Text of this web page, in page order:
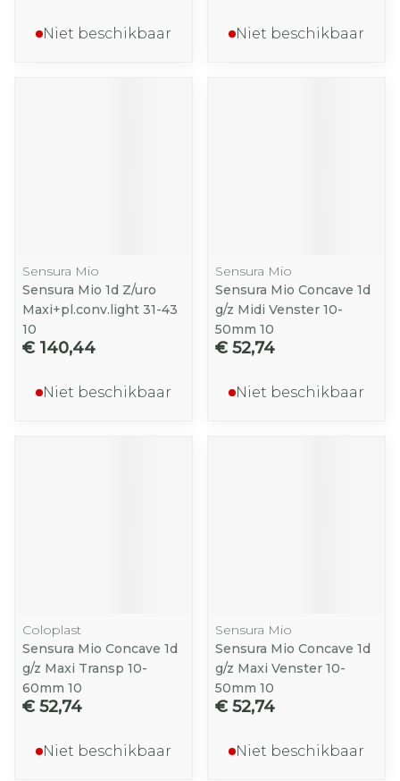
Niet beschikbaar Niet beschikbaar
Sensura Mio
Sensura Mio 1d Z/uro
Maxi+pl.conv.light 31-43
10
€ 140,44
Niet beschikbaar
Sensura Mio
Sensura Mio Concave 1d
g/z Midi Venster 10-
50mm 10
€ 52,74
Niet beschikbaar
Coloplast
Sensura Mio Concave 1d
g/z Maxi Transp 10-
60mm 10
€ 52,74
Niet beschikbaar
Sensura Mio
Sensura Mio Concave 1d
g/z Maxi Venster 10-
50mm 10
€ 52,74
Niet beschikbaar